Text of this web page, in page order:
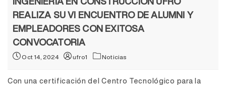
REALIZA SU VI ENCUENTRO DE ALUMNI Y
EMPLEADORES CON EXITOSA
CONVOCATORIA
Oct 14, 2024 ufro1 Noticias
Con una certificación del Centro Tecnológico para la